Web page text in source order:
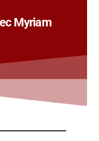
Myriam